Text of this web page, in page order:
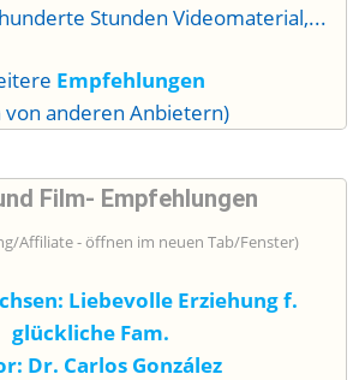
Stunden Videomaterial,...
Empfehlungen
von anderen Anbietern)
Film- Empfehlungen
Affiliate - öffnen im neuen Tab/Fenster)
Liebevolle Erziehung f.
glückliche Fam.
Dr. Carlos González